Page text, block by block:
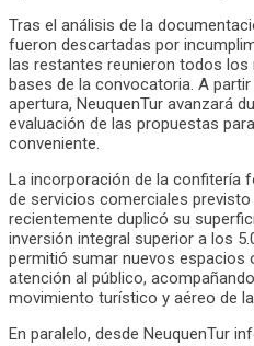
Tras el análisis de la
fueron descartadas por
las restantes reunieron todos
bases de la convocatoria. A
apertura, NeuquenTur avanzará
evaluación de las propuestas
conveniente.
La incorporación de la confitería
de servicios comerciales previsto
recientemente duplicó su
inversión integral superior a los
permitió sumar nuevos espacios
atención al público,
movimiento turístico y aéreo de
En paralelo, desde NeuquenTur